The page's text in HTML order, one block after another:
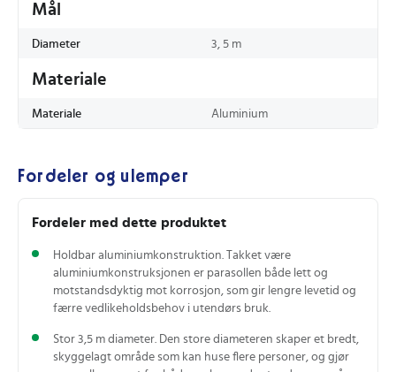
Mål
Diameter 3, 5 m
Materiale
Materiale Aluminium
Fordeler og ulemper
Fordeler med dette produktet
Holdbar aluminiumkonstruktion. Takket være
aluminiumkonstruksjonen er parasollen både lett og
motstandsdyktig mot korrosjon, som gir lengre levetid og
færre vedlikeholdsbehov i utendørs bruk.
Stor 3,5 m diameter. Den store diameteren skaper et bredt,
skyggelagt område som kan huse flere personer, og gjør